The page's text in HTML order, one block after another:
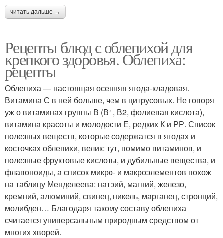
читать дальше →
Рецепты блюд с облепихой для
крепкого здоровья. Облепиха:
рецепты
Облепиха — настоящая осенняя ягода-кладовая.
Витамина С в ней больше, чем в цитрусовых. Не говоря
уж о витаминах группы В (В1, В2, фолиевая кислота),
витамина красоты и молодости Е, редких К и РР. Список
полезных веществ, которые содержатся в ягодах и
косточках облепихи, велик: тут, помимо витаминов, и
полезные фруктовые кислоты, и дубильные вещества, и
флавоноиды, а список микро- и макроэлементов похож
на таблицу Менделеева: натрий, магний, железо,
кремний, алюминий, свинец, никель, марганец, стронций,
молибден… Благодаря такому составу облепиха
считается универсальным природным средством от
многих хворей.